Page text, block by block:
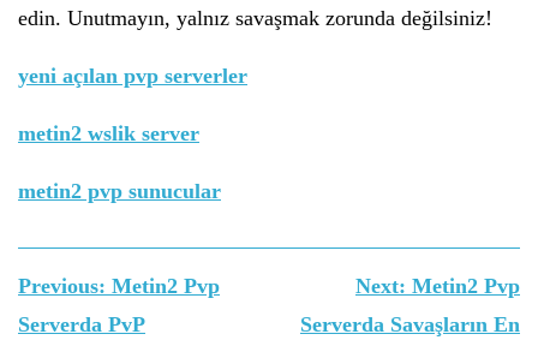
edin. Unutmayın, yalnız savaşmak zorunda değilsiniz!
yeni açılan pvp serverler
metin2 wslik server
metin2 pvp sunucular
Yazı
gezinmesi
Previous: Metin2 Pvp
Serverda PvP
Next: Metin2 Pvp
Serverda Savaşların En